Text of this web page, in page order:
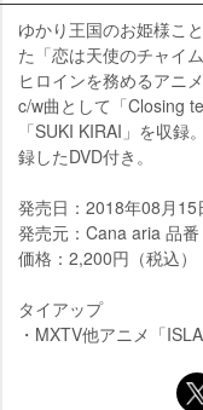
ゆかり王国のお姫様こ
た「恋は天使のチャイ
ヒロインを務めるアニ
c/w曲として「Closing
「SUKI KIRAI」を収
録したDVD付き。
発売日：2018年08月15
発売元：Cana aria 品
価格：2,200円（税込）
タイアップ
・MXTV他アニメ「